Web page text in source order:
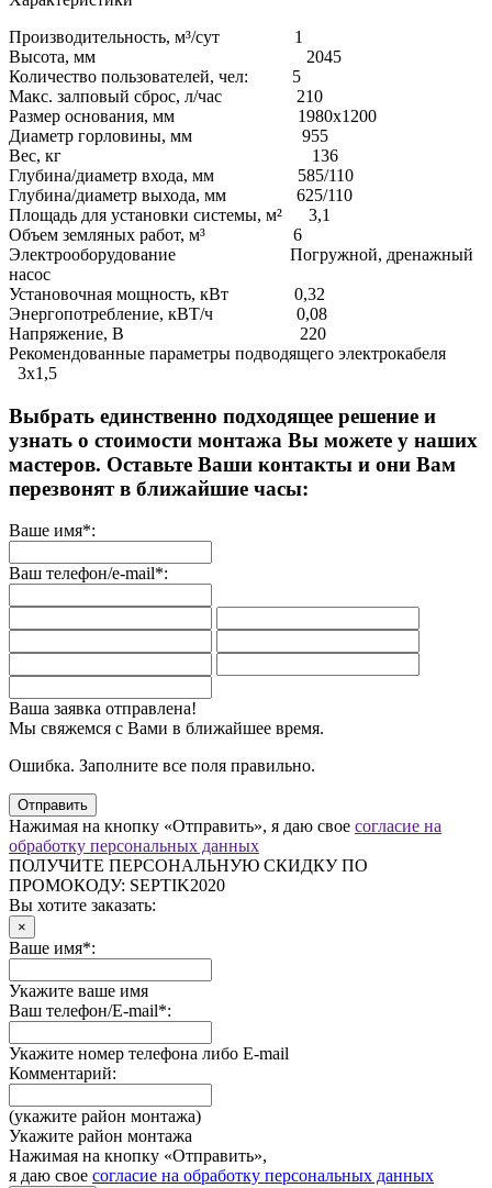
Производительность, м³/сут 1
Высота, мм 2045
Количество пользователей, чел: 5
Макс. залповый сброс, л/час 210
Размер основания, мм 1980х1200
Диаметр горловины, мм 955
Вес, кг 136
Глубина/диаметр входа, мм 585/110
Глубина/диаметр выхода, мм 625/110
Площадь для установки системы, м² 3,1
Объем земляных работ, м³ 6
Электрооборудование Погружной, дренажный
насос
Установочная мощность, кВт 0,32
Энергопотребление, кВТ/ч 0,08
Напряжение, В 220
Рекомендованные параметры подводящего электрокабеля
3х1,5
Выбрать единственно подходящее решение и
узнать о стоимости монтажа Вы можете у наших
мастеров. Оставьте Ваши контакты и они Вам
перезвонят в ближайшие часы:
Ваше имя*:
Ваш телефон/e-mail*:
Ваша заявка отправлена!
Мы свяжемся с Вами в ближайшее время.
Ошибка. Заполните все поля правильно.
Отправить
Нажимая на кнопку «Отправить», я даю свое согласие на
обработку персональных данных
ПОЛУЧИТЕ ПЕРСОНАЛЬНУЮ СКИДКУ ПО
ПРОМОКОДУ: SEPTIK2020
Вы хотите заказать:
×
Ваше имя*:
Укажите ваше имя
Ваш телефон/E-mail*:
Укажите номер телефона либо E-mail
Комментарий:
(укажите район монтажа)
Укажите район монтажа
Нажимая на кнопку «Отправить»,
я даю свое согласие на обработку персональных данных